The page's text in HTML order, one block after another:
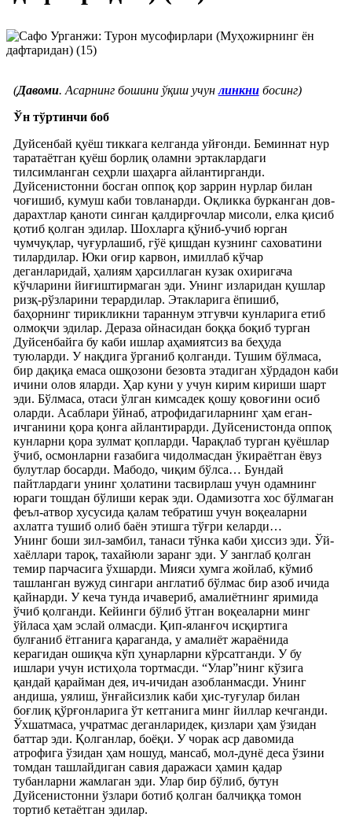
(Давоми. Асарнинг бошини ўқиш учунлинкнибосинг)
Ўн тўртинчи боб
Дуйсенбай қуёш тиккага келганда уйғонди. Беминнат нур
таратаётган қуёш борлиқ оламни эртаклардаги
тилсимланган сеҳрли шаҳарга айлантирганди.
Дуйсенистонни босган оппоқ қор заррин нурлар билан
чоғишиб, кумуш каби товланарди. Оқликка бурканган дов-
дарахтлар қаноти синган қалдирғочлар мисоли, елка қисиб
қотиб қолган эдилар. Шохларга қўниб-учиб юрган
чумчуқлар, чуғурлашиб, гўё қишдан кузнинг саховатини
тилардилар. Юки оғир карвон, имиллаб кўчар
деганларидай, ҳалиям ҳарсиллаган кузак охиригача
кўчларини йиғиштирмаган эди. Унинг изларидан қушлар
ризқ-рўзларини терардилар. Этакларига ёпишиб,
баҳорнинг тирикликни тараннум этгувчи кунларига етиб
олмоқчи эдилар. Дераза ойнасидан боққа боқиб турган
Дуйсенбайга бу каби ишлар аҳамиятсиз ва беҳуда
туюларди. У нақдига ўрганиб қолганди. Тушим бўлмаса,
бир дақиқа емаса ошқозони безовта этадиган хўрдадон каби
ичини олов яларди. Ҳар куни у учун кирим кириши шарт
эди. Бўлмаса, отаси ўлган кимсадек қошу қовоғини осиб
оларди. Асаблари ўйнаб, атрофидагиларнинг ҳам еган-
ичганини қора қонга айлантирарди. Дуйсенистонда оппоқ
кунларни қора зулмат қопларди. Чарақлаб турган қуёшлар
ўчиб, осмонларни ғазабига чидолмасдан ўкираётган ёвуз
булутлар босарди. Мабодо, чиқим бўлса… Бундай
пайтлардаги унинг ҳолатини тасвирлаш учун одамнинг
юраги тошдан бўлиши керак эди. Одамизотга хос бўлмаган
феъл-атвор хусусида қалам тебратиш учун воқеаларни
ахлатга тушиб олиб баён этишга тўғри келарди…
Унинг боши зил-замбил, танаси тўнка каби ҳиссиз эди. Ўй-
хаёллари тароқ, тахайюли заранг эди. У занглаб қолган
темир парчасига ўхшарди. Мияси хумга жойлаб, кўмиб
ташланган вужуд сингари англатиб бўлмас бир азоб ичида
қайнарди. У кеча тунда ичавериб, амалиётнинг яримида
ўчиб қолганди. Кейинги бўлиб ўтган воқеаларни минг
ўйласа ҳам эслай олмасди. Қип-яланғоч исқиртига
булғаниб ётганига қараганда, у амалиёт жараёнида
керагидан ошиқча кўп ҳунарларни кўрсатганди. У бу
ишлари учун истиҳола тортмасди. “Улар”нинг кўзига
қандай қарайман дея, ич-ичидан азобланмасди. Унинг
андиша, уялиш, ўнғайсизлик каби ҳис-туғулар билан
боғлиқ қўрғонларига ўт кетганига минг йиллар кечганди.
Ўхшатмаса, учратмас деганларидек, қизлари ҳам ўзидан
баттар эди. Қолганлар, боёқи. У чорак аср давомида
атрофига ўзидан ҳам ношуд, мансаб, мол-дунё деса ўзини
томдан ташлайдиган савия даражаси ҳамин қадар
тубанларни жамлаган эди. Улар бир бўлиб, бутун
Дуйсенистонни ўзлари ботиб қолган балчиққа томон
тортиб кетаётган эдилар.